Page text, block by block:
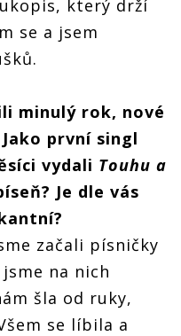
který drží
se a jsem
minulý rok, nové
první singl
vydali Touhu a
Je dle vás
?
začali písničky
na nich
šla od ruky,
se líbila a